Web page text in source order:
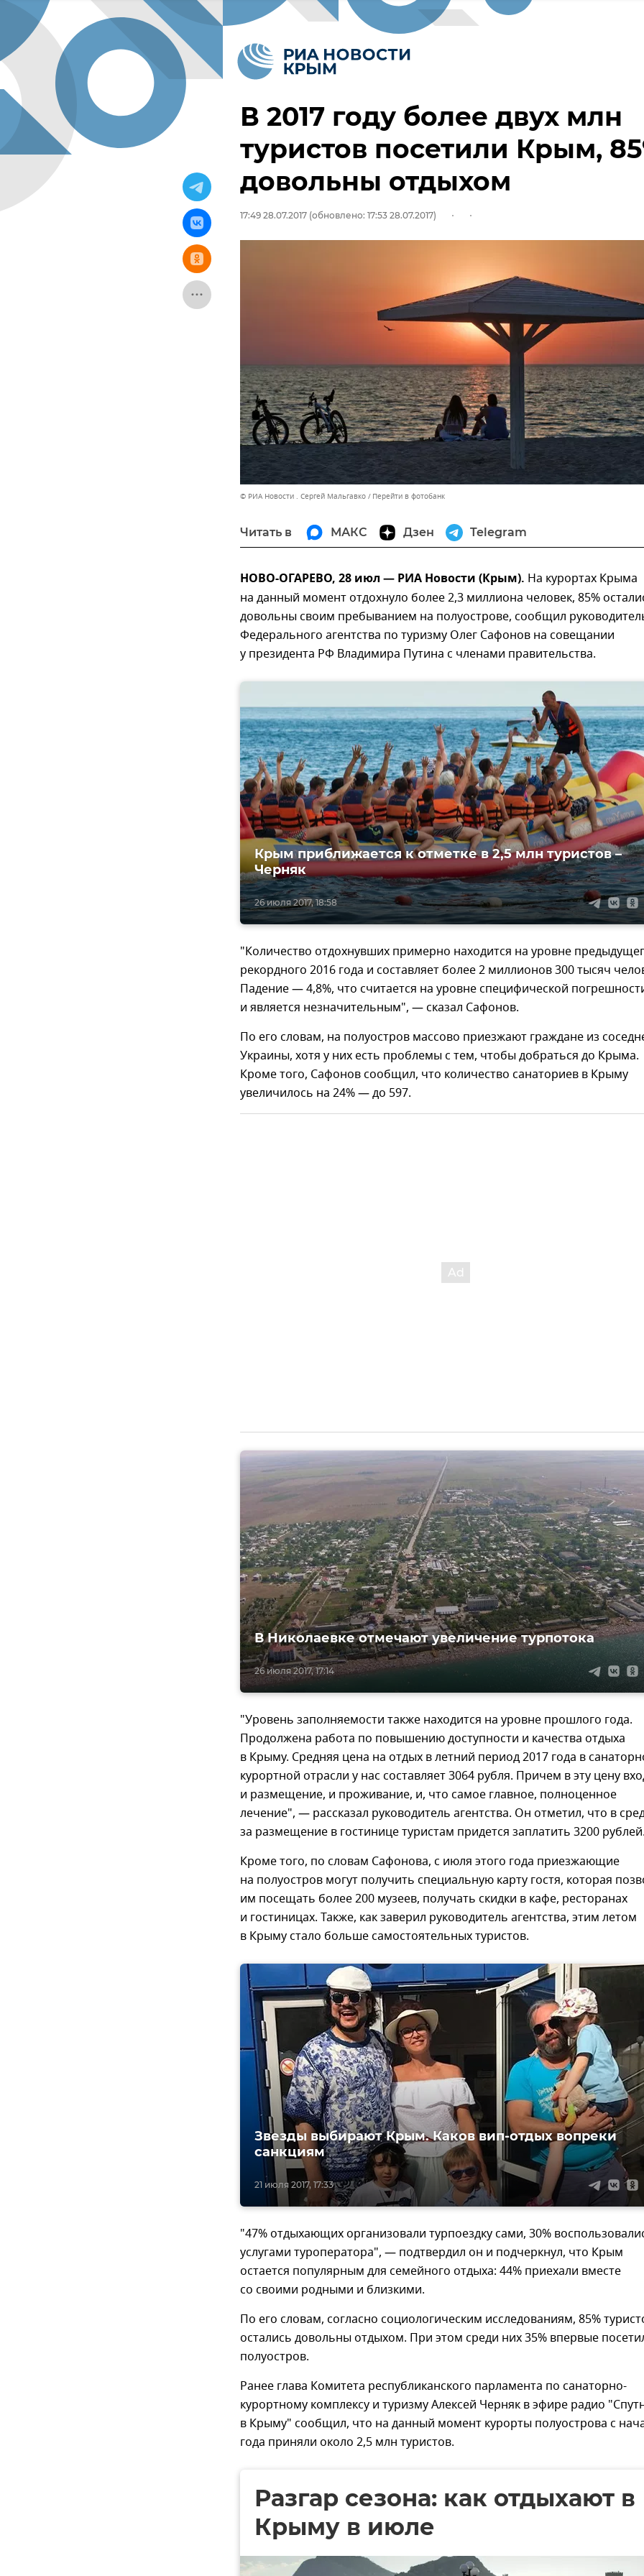
В 2017 году более двух млн
туристов посетили Крым,
довольны отдыхом
17:49 28.07.2017 (обновлено: 17:53 28.07.2017)
© РИА Новости . Сергей Мальгавко Перейти в фотобанк
Читать в МАКС Дзен Telegram
НОВО-ОГАРЕВО, 28 июл — РИА Новости (Крым). На курортах Крыма
на данный момент отдохнуло более 2,3 миллиона человек, 85%
довольны своим пребыванием на полуострове, сообщил
Федерального агентства по туризму Олег Сафонов на совещании
у президента РФ Владимира Путина с членами правительства.
26 июля 2017, 18:58
Крым приближается к отметке в 2,5 млн туристов –
Черняк
"Количество отдохнувших примерно находится на уровне
рекордного 2016 года и составляет более 2 миллионов 300 тысяч
Падение — 4,8%, что считается на уровне специфической
и является незначительным", — сказал Сафонов.
По его словам, на полуостров массово приезжают граждане из
Украины, хотя у них есть проблемы с тем, чтобы добраться до Крыма.
Кроме того, Сафонов сообщил, что количество санаториев в Крыму
увеличилось на 24% — до 597.
26 июля 2017, 17:14
В Николаевке отмечают увеличение турпотока
"Уровень заполняемости также находится на уровне прошлого года.
Продолжена работа по повышению доступности и качества отдыха
в Крыму. Средняя цена на отдых в летний период 2017 года в
курортной отрасли у нас составляет 3064 рубля. Причем в эту цену
и размещение, и проживание, и, что самое главное, полноценное
лечение", — рассказал руководитель агентства. Он отметил, что в
за размещение в гостинице туристам придется заплатить 3200
Кроме того, по словам Сафонова, с июля этого года приезжающие
на полуостров могут получить специальную карту гостя, которая
им посещать более 200 музеев, получать скидки в кафе, ресторанах
и гостиницах. Также, как заверил руководитель агентства, этим летом
в Крыму стало больше самостоятельных туристов.
21 июля 2017, 17:33
Звезды выбирают Крым. Каков вип-отдых вопреки
санкциям
"47% отдыхающих организовали турпоездку сами, 30%
услугами туроператора", — подтвердил он и подчеркнул, что Крым
остается популярным для семейного отдыха: 44% приехали вместе
со своими родными и близкими.
По его словам, согласно социологическим исследованиям, 85%
остались довольны отдыхом. При этом среди них 35% впервые
полуостров.
Ранее глава Комитета республиканского парламента по санаторно-
курортному комплексу и туризму Алексей Черняк в эфире радио
в Крыму" сообщил, что на данный момент курорты полуострова с
года приняли около 2,5 млн туристов.
Разгар сезона: как отдыхают в
Крыму в июле